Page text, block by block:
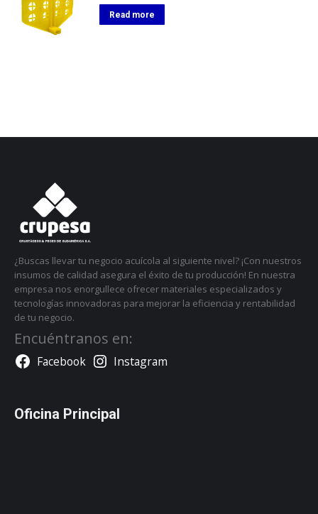
Read more
¿Buscas llevar tu negocio acuícola al siguiente nivel? ¡Con nuestros
insumos de calidad asegura el éxito de tu producción! En nuestra
empresa nos enorgullece ofrecer materiales especializados y
tecnologías innovadoras para mejorar la eficiencia y rentabilidad
de tu negocio.
Encuéntranos en:
Facebook Instagram
Oficina Principal